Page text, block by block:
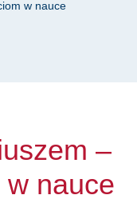
w nauce
–
nauce